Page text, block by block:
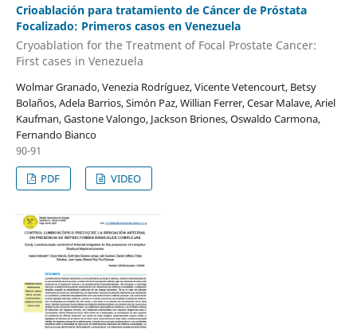
Crioablación para tratamiento de Cáncer de Próstata
Focalizado: Primeros casos en Venezuela
Cryoablation for the Treatment of Focal Prostate Cancer:
First cases in Venezuela
Wolmar Granado, Venezia Rodríguez, Vicente Vetencourt, Betsy
Bolaños, Adela Barrios, Simón Paz, Willian Ferrer, Cesar Malave, Ariel
Kaufman, Gastone Valongo, Jackson Briones, Oswaldo Carmona,
Fernando Bianco
90-91
PDF
VIDEO